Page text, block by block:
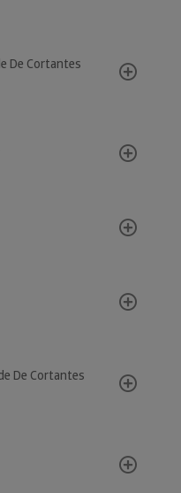
De Cortantes
De Cortantes